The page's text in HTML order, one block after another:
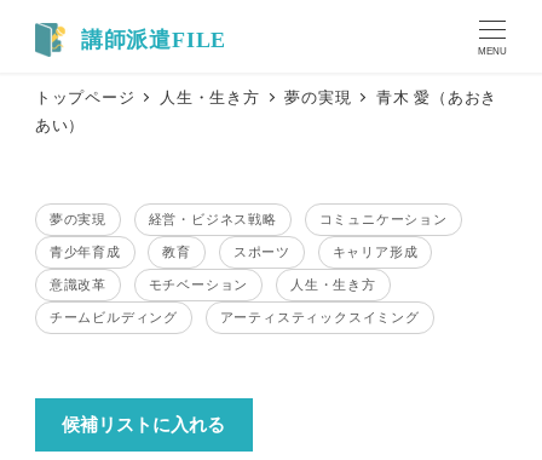
MENU
トップページ 人生・生き方 夢の実現
青木 愛（あおき
あい）
テーマ
夢の実現
テーマ
経営・ビジネス戦略
テーマ
コミュニケーション
テーマ
青少年育成
テーマ
教育
テーマ
スポーツ
テーマ
キャリア形成
テーマ
意識改革
テーマ
モチベーション
テーマ
人生・生き方
テーマ
チームビルディング
テーマ
アーティスティックスイミング
候補リストに入れる